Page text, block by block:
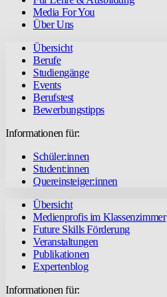
Media For You
Über Uns
Übersicht
Berufe
Studiengänge
Events
Berufstest
Bewerbungstipps
Informationen für:
Schüler:innen
Student:innen
Quereinsteiger:innen
Übersicht
Medienprofis im Klassenzimmer
Future Skills Förderung
Veranstaltungen
Publikationen
Expertenblog
Informationen für: